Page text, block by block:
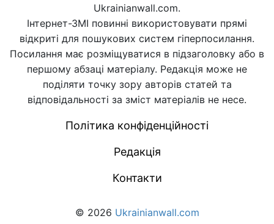
Ukrainianwall.com.
Інтернет-ЗМІ повинні використовувати прямі
відкриті для пошукових систем гіперпосилання.
Посилання має розміщуватися в підзаголовку або в
першому абзаці матеріалу. Редакція може не
поділяти точку зору авторів статей та
відповідальності за зміст матеріалів не несе.
Політика конфіденційності
Редакція
Контакти
© 2026 Ukrainianwall.com